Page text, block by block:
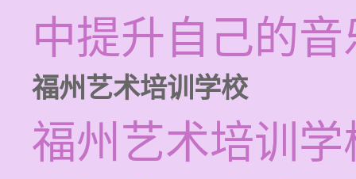
中提升自己的
福州艺术培训学校
福州艺术培训